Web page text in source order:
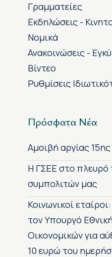
Γραμματείες
Εκδηλώσεις -
Νομικά
Ανακοινώσεις -
Βίντεο
Ρυθμίσεις
Πρόσφατα Νέα
Αμοιβή αργίας
H ΓΣΕΕ στο
συμπολιτών μας
Κοινωνικοί
τον Υπουργό
Οικονομικών για
10 ευρώ του